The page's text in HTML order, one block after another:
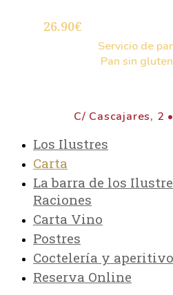
26.90€
Servicio de
Pan sin
C/ Cascajares, 2
Los Ilustres
Carta
La barra de los
Raciones
Carta Vino
Postres
Coctelería y
Reserva Online